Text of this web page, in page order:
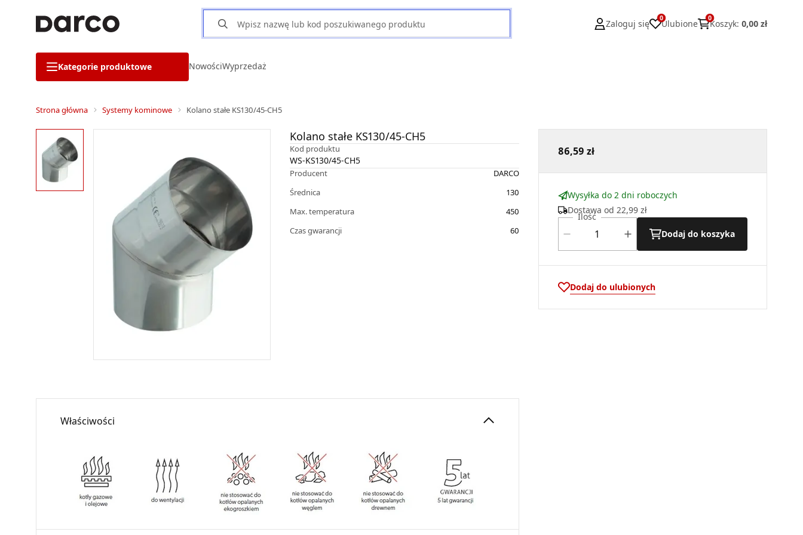
Zaloguj się
0
Ulubione
0
Koszyk: 0,00 zł
Kategorie produktowe NowościWyprzedaż
Strona główna Systemy kominowe Kolano stałe KS130/45-CH5
Kolano stałe KS130/45-CH5
Kod produktu
WS-KS130/45-CH5
Producent
DARCO
Średnica
130
Max. temperatura
450
Czas gwarancji
60
86,59 zł
Wysyłka do 2 dni roboczych
Dostawa od 22,99 zł
Ilość
Dodaj do koszyka
Dodaj do ulubionych
Właściwości